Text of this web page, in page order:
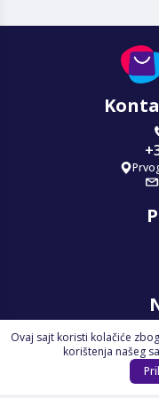
Ovaj sajt koristi kolačiće
korištenja našeg